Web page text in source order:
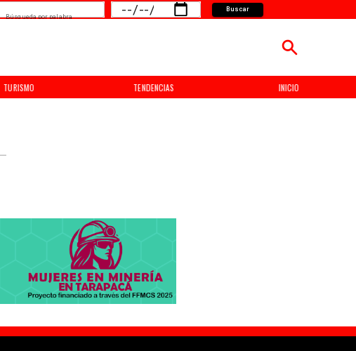
TURISMO TENDENCIAS INICIO
Buscar
Búsqueda por palabra